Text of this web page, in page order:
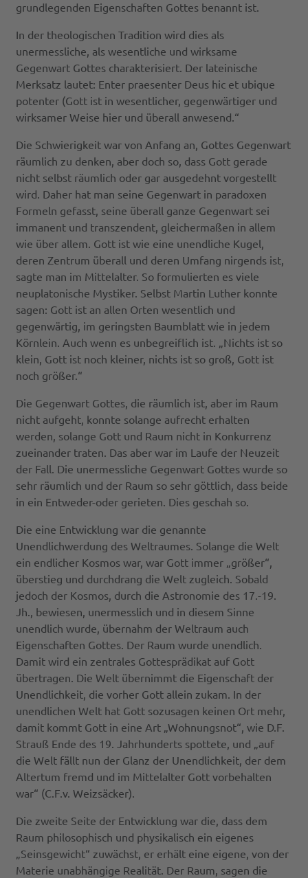
grundlegenden Eigenschaften Gottes benannt ist.
In der theologischen Tradition wird dies als
unermessliche, als wesentliche und wirksame
Gegenwart Gottes charakterisiert. Der lateinische
Merksatz lautet: Enter praesenter Deus hic et ubique
potenter (Gott ist in wesentlicher, gegenwärtiger und
wirksamer Weise hier und überall anwesend.“
Die Schwierigkeit war von Anfang an, Gottes Gegenwart
räumlich zu denken, aber doch so, dass Gott gerade
nicht selbst räumlich oder gar ausgedehnt vorgestellt
wird. Daher hat man seine Gegenwart in paradoxen
Formeln gefasst, seine überall ganze Gegenwart sei
immanent und transzendent, gleichermaßen in allem
wie über allem. Gott ist wie eine unendliche Kugel,
deren Zentrum überall und deren Umfang nirgends ist,
sagte man im Mittelalter. So formulierten es viele
neuplatonische Mystiker. Selbst Martin Luther konnte
sagen: Gott ist an allen Orten wesentlich und
gegenwärtig, im geringsten Baumblatt wie in jedem
Körnlein. Auch wenn es unbegreiflich ist. „Nichts ist so
klein, Gott ist noch kleiner, nichts ist so groß, Gott ist
noch größer.“
Die Gegenwart Gottes, die räumlich ist, aber im Raum
nicht aufgeht, konnte solange aufrecht erhalten
werden, solange Gott und Raum nicht in Konkurrenz
zueinander traten. Das aber war im Laufe der Neuzeit
der Fall. Die unermessliche Gegenwart Gottes wurde so
sehr räumlich und der Raum so sehr göttlich, dass beide
in ein Entweder-oder gerieten. Dies geschah so.
Die eine Entwicklung war die genannte
Unendlichwerdung des Weltraumes. Solange die Welt
ein endlicher Kosmos war, war Gott immer „größer“,
überstieg und durchdrang die Welt zugleich. Sobald
jedoch der Kosmos, durch die Astronomie des 17.-19.
Jh., bewiesen, unermesslich und in diesem Sinne
unendlich wurde, übernahm der Weltraum auch
Eigenschaften Gottes. Der Raum wurde unendlich.
Damit wird ein zentrales Gottesprädikat auf Gott
übertragen. Die Welt übernimmt die Eigenschaft der
Unendlichkeit, die vorher Gott allein zukam. In der
unendlichen Welt hat Gott sozusagen keinen Ort mehr,
damit kommt Gott in eine Art „Wohnungsnot“, wie D.F.
Strauß Ende des 19. Jahrhunderts spottete, und „auf
die Welt fällt nun der Glanz der Unendlichkeit, der dem
Altertum fremd und im Mittelalter Gott vorbehalten
war“ (C.F.v. Weizsäcker).
Die zweite Seite der Entwicklung war die, dass dem
Raum philosophisch und physikalisch ein eigenes
„Seinsgewicht“ zuwächst, er erhält eine eigene, von der
Materie unabhängige Realität. Der Raum, sagen die